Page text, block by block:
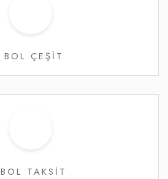
BOL ÇEŞİT
BOL TAKSİT